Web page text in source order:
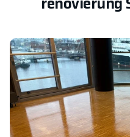
renovierung